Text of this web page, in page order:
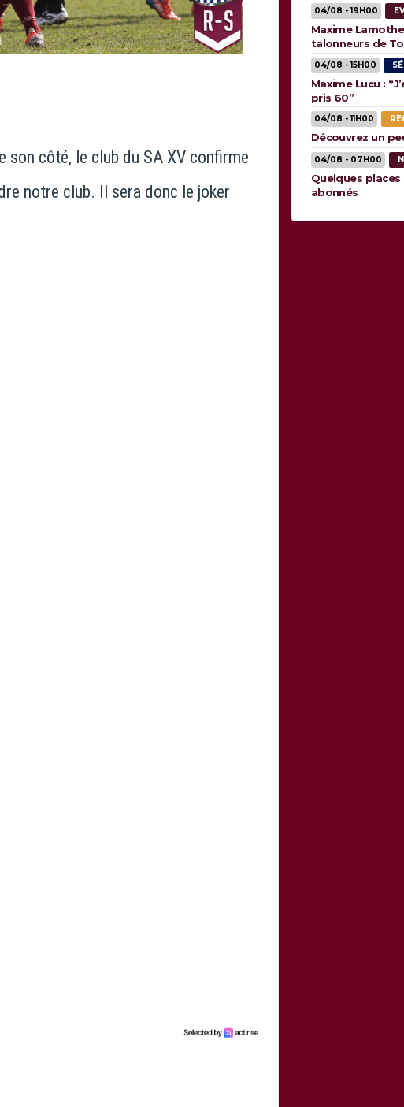
son côté, le club du SA XV confirme
notre club. Il sera donc le joker
04/08 - 19H00
Maxime
talonneurs de
04/08 - 15H00
Maxime Lucu :
pris 60”
04/08 - 11H00
Découvrez un
04/08 - 07H00
Quelques
abonnés